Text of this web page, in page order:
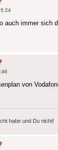
auch immer sich
von
habe und Du nicht!